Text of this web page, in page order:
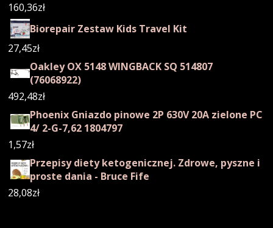
160,36zł
Biorepair Zestaw Kids Travel Kit
27,45zł
Oakley OX 5148 WINGBACK SQ 514807
(76068922)
492,48zł
Phoenix Gniazdo pinowe 2P 630V 20A zielone PC
4/ 2-G-7,62 1804797
1,57zł
Przepisy diety ketogenicznej. Zdrowe, pyszne i
proste dania - Bruce Fife
28,08zł